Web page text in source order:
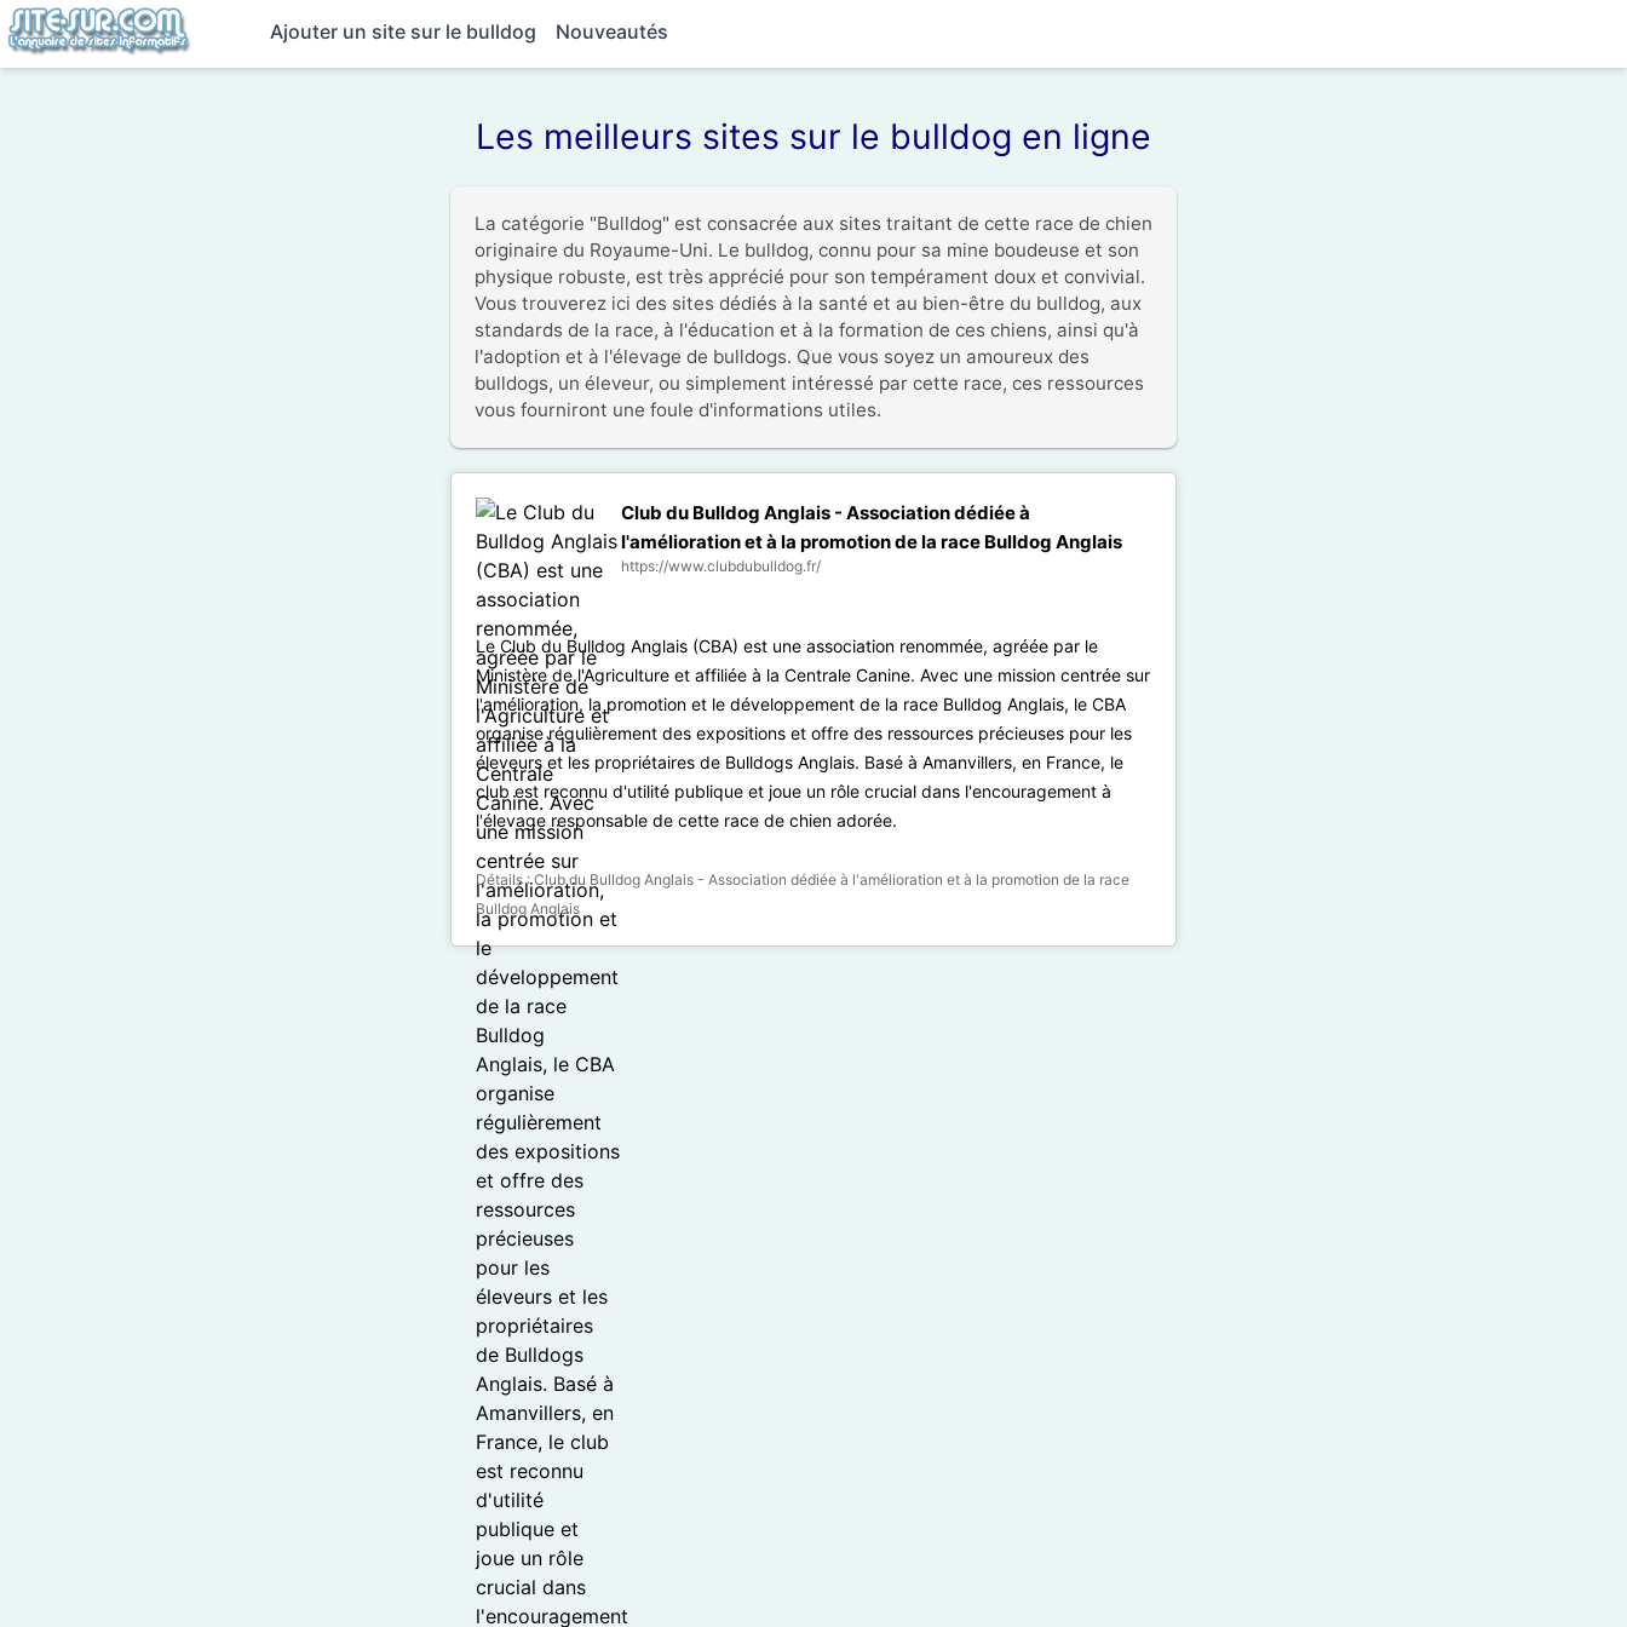
Ajouter un site sur le bulldog Nouveautés
Les meilleurs sites sur le bulldog en ligne
La catégorie "Bulldog" est consacrée aux sites traitant de cette race de chien
originaire du Royaume-Uni. Le bulldog, connu pour sa mine boudeuse et son
physique robuste, est très apprécié pour son tempérament doux et convivial.
Vous trouverez ici des sites dédiés à la santé et au bien-être du bulldog, aux
standards de la race, à l'éducation et à la formation de ces chiens, ainsi qu'à
l'adoption et à l'élevage de bulldogs. Que vous soyez un amoureux des
bulldogs, un éleveur, ou simplement intéressé par cette race, ces ressources
vous fourniront une foule d'informations utiles.
Club du Bulldog Anglais - Association dédiée à
l'amélioration et à la promotion de la race Bulldog Anglais
https://www.clubdubulldog.fr/
Le Club du Bulldog Anglais (CBA) est une association renommée, agréée par le
Ministère de l'Agriculture et affiliée à la Centrale Canine. Avec une mission centrée sur
l'amélioration, la promotion et le développement de la race Bulldog Anglais, le CBA
organise régulièrement des expositions et offre des ressources précieuses pour les
éleveurs et les propriétaires de Bulldogs Anglais. Basé à Amanvillers, en France, le
club est reconnu d'utilité publique et joue un rôle crucial dans l'encouragement à
l'élevage responsable de cette race de chien adorée.
Détails :Club du Bulldog Anglais - Association dédiée à l'amélioration et à la promotion de la race
Bulldog Anglais